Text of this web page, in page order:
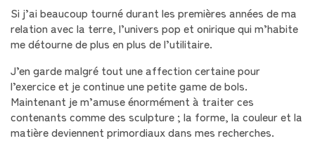
Si j’ai beaucoup tourné durant les premières années de ma
relation avec la terre, l’univers pop et onirique qui m’habite
me détourne de plus en plus de l’utilitaire.
J’en garde malgré tout une affection certaine pour
l’exercice et je continue une petite game de bols.
Maintenant je m’amuse énormément à traiter ces
contenants comme des sculpture ; la forme, la couleur et la
matière deviennent primordiaux dans mes recherches.